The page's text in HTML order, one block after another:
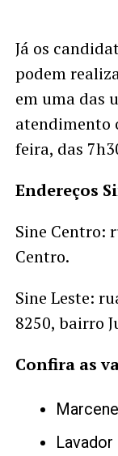
Já os
podem
em uma das
atendimento
feira, das
Endereços
Sine Centro:
Centro.
Sine Leste:
8250, bairro
Confira as